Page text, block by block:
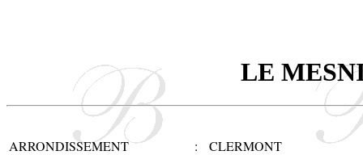
LE
ARRONDISSEMENT :
CLERMONT